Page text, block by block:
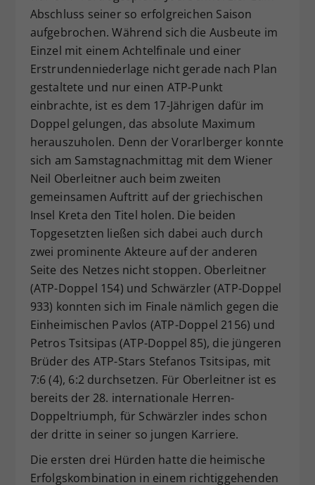
Abschluss seiner so erfolgreichen Saison
aufgebrochen. Während sich die Ausbeute im
Einzel mit einem Achtelfinale und einer
Erstrundenniederlage nicht gerade nach Plan
gestaltete und nur einen ATP-Punkt
einbrachte, ist es dem 17-Jährigen dafür im
Doppel gelungen, das absolute Maximum
herauszuholen. Denn der Vorarlberger konnte
sich am Samstagnachmittag mit dem Wiener
Neil Oberleitner auch beim zweiten
gemeinsamen Auftritt auf der griechischen
Insel Kreta den Titel holen. Die beiden
Topgesetzten ließen sich dabei auch durch
zwei prominente Akteure auf der anderen
Seite des Netzes nicht stoppen. Oberleitner
(ATP-Doppel 154) und Schwärzler (ATP-Doppel
933) konnten sich im Finale nämlich gegen die
Einheimischen Pavlos (ATP-Doppel 2156) und
Petros Tsitsipas (ATP-Doppel 85), die jüngeren
Brüder des ATP-Stars Stefanos Tsitsipas, mit
7:6 (4), 6:2 durchsetzen. Für Oberleitner ist es
bereits der 28. internationale Herren-
Doppeltriumph, für Schwärzler indes schon
der dritte in seiner so jungen Karriere.
Die ersten drei Hürden hatte die heimische
Erfolgskombination in einem richtiggehenden
Zweck
Dieser Wert speichert Ihre Consent-
Einstellungen. Unter anderem eine
zufällig generierte ID, für die
historische Speicherung Ihrer
vorgenommen Einstellungen, falls der
Webseiten-Betreiber dies eingestellt
hat.